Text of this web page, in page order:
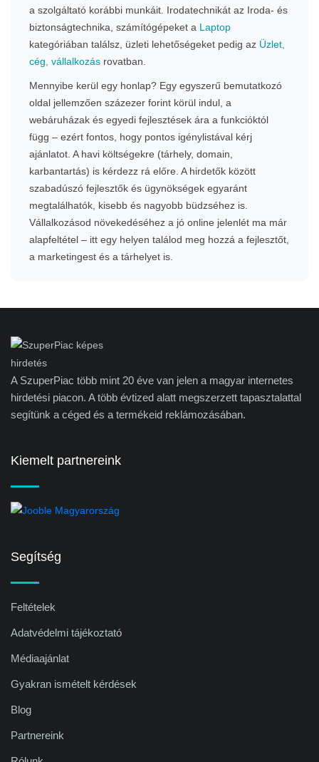
a szolgáltató korábbi munkáit. Irodatechnikát az Iroda- és
biztonságtechnika, számítógépeket a Laptop
kategóriában találsz, üzleti lehetőségeket pedig az Üzlet,
cég, vállalkozás rovatban.
Mennyibe kerül egy honlap? Egy egyszerű bemutatkozó
oldal jellemzően százezer forint körül indul, a
webáruházak és egyedi fejlesztések ára a funkcióktól
függ – ezért fontos, hogy pontos igénylistával kérj
ajánlatot. A havi költségekre (tárhely, domain,
karbantartás) is kérdezz rá előre. A hirdetők között
szabadúszó fejlesztők és ügynökségek egyaránt
megtalálhatók, kisebb és nagyobb büdzséhez is.
Vállalkozásod növekedéséhez a jó online jelenlét ma már
alapfeltétel – itt egy helyen találod meg hozzá a fejlesztőt,
a marketingest és a tárhelyet is.
A SzuperPiac több mint 20 éve van jelen a magyar internetes
hirdetési piacon. A több évtized alatt megszerzett tapasztalattal
segítünk a céged és a termékeid reklámozásában.
Kiemelt partnereink
Segítség
Feltételek
Adatvédelmi tájékoztató
Médiaajánlat
Gyakran ismételt kérdések
Blog
Partnereink